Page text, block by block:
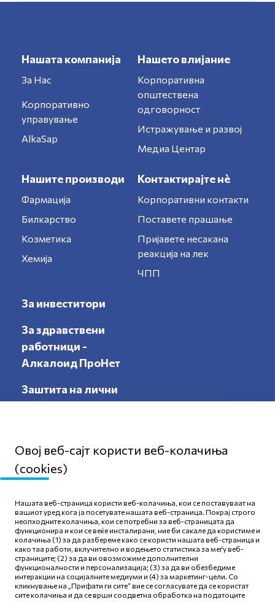
Нашата компанија
За Нас
Корпоративно
управување
AlkaSap
Нашето влијание
Корпоративна
општествена
одговорност
Истражување и развој
Медиа Центар
Нашите производи
Фармација
Билкарство
Козметика
Хемија
Контактирајте нè
Корпоративни контакти
Поставете прашање
Пријавете несакана
реакција на лек
ЧПП
За инвеститори
За здравствени
работници -
Алкалоид ПроНет
Заштита на лични
податоци
Политика за приватност
Правила и услови за
користење
Политика за колачиња
Овој веб-сајт користи веб-колачиња
(cookies)
Нашата веб-страница користи веб-колачиња, кои се поставуваат на
вашиот уред кога ја посетувате нашата веб-страница. Покрај строго
неопходните колачиња, кои се потребни за веб-страницата да
функционира и кои се веќе инсталирани, ние би сакале да користиме и
колачиња (1) за да разбереме како се користи нашата веб-страница и
како таа работи, вклучително и водењето статистика за меѓу веб-
страниците; (2) за да ви овозможиме дополнителни
функционалности и персонализација; (3) за да ви обезбедиме
интеракции на социјалните медиуми и (4) за маркетинг-цели. Со
кликнување на „Прифати ги сите“ вие се согласувате да се користат
сите колачиња и да се врши соодветна обработка на податоците